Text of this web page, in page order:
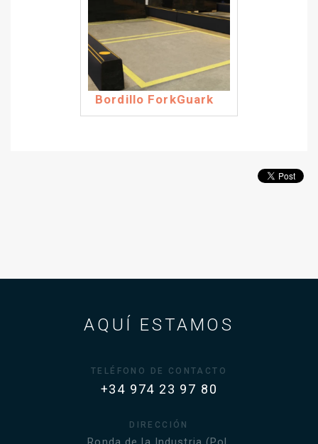
Bordillo ForkGuark
AQUÍ ESTAMOS
TELÉFONO DE CONTACTO
+34 974 23 97 80
DIRECCIÓN